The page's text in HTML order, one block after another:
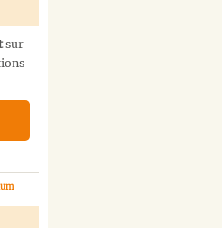
sur